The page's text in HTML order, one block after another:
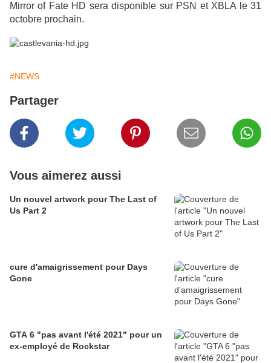
Mirror of Fate HD sera disponible sur PSN et XBLA le 31
octobre prochain.
#NEWS
Partager
Vous aimerez aussi
Un nouvel artwork pour The Last of
Us Part 2
cure d'amaigrissement pour Days
Gone
GTA 6 "pas avant l'été 2021" pour un
ex-employé de Rockstar